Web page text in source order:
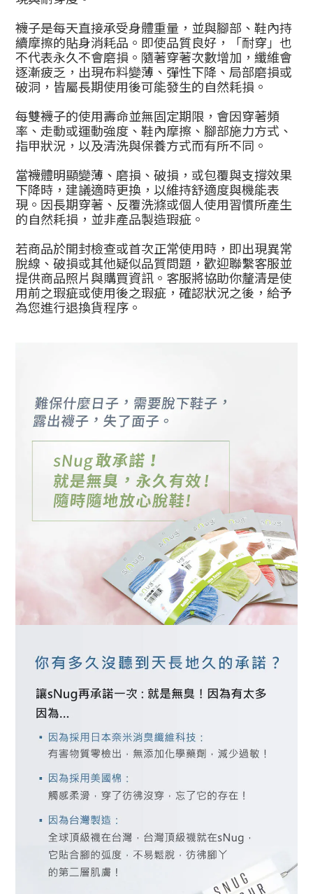
襪子是每天直接承受身體重量，並與腳部、鞋內持
續摩擦的貼身消耗品。即使品質良好，「耐穿」也
不代表永久不會磨損。隨著穿著次數增加，纖維會
逐漸疲乏，出現布料變薄、彈性下降、局部磨損或
破洞，皆屬長期使用後可能發生的自然耗損。
每雙襪子的使用壽命並無固定期限，會因穿著頻
率、走動或運動強度、鞋內摩擦、腳部施力方式、
指甲狀況，以及清洗與保養方式而有所不同。
當襪體明顯變薄、磨損、破損，或包覆與支撐效果
下降時，建議適時更換，以維持舒適度與機能表
現。因長期穿著、反覆洗滌或個人使用習慣所產生
的自然耗損，並非產品製造瑕疵。
若商品於開封檢查或首次正常使用時，即出現異常
脫線、破損或其他疑似品質問題，歡迎聯繫客服並
提供商品照片與購買資訊。客服將協助你釐清是使
用前之瑕疵或使用後之瑕疵，確認狀況之後，給予
為您進行退換貨程序。